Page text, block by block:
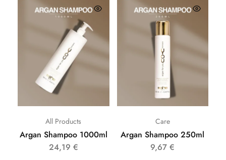
All Products
Argan Shampoo 1000ml
24,19 €
Care
Argan Shampoo 250ml
9,67€